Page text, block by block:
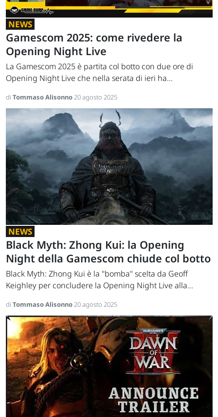
NEWS
Gamescom 2025: come rivedere la
Opening Night Live
La Gamescom 2025 è partita col botto con due ore di
Opening Night Live che nella serata di ieri ha...
di Tommaso Alisonno20 agosto 2025
NEWS
Black Myth: Zhong Kui: la Opening
Night della Gamescom chiude col botto
Black Myth: Zhong Kui è la "bomba" scelta da Geoff
Keighley per concludere la Opening Night Live alla...
di Tommaso Alisonno20 agosto 2025